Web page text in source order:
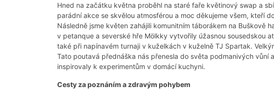
Hned na začátku května proběhl na staré faře květinový swap a
parádní akce se skvělou atmosférou a moc děkujeme všem, kteří
Následně jsme květen zahájili komunitním táborákem na Buškově
v petanque a severské hře Mölkky vytvořily úžasnou sousedskou
také při napínavém turnaji v kuželkách v kuželně TJ Spartak.
Tato poutavá přednáška nás přenesla do světa podmanivých vůní
inspirovaly k experimentům v domácí kuchyni.
Cesty za poznáním a zdravým pohybem